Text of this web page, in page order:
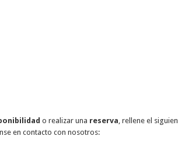
o realizar una reserva, rellene el
en contacto con nosotros: